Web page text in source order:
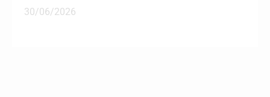
30/06/2026